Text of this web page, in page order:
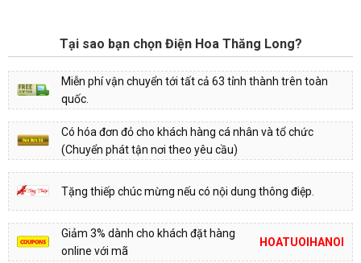
Tại sao bạn chọn Điện Hoa Thăng Long?
Miễn phí vận chuyển tới tất cả 63 tỉnh thành trên toàn
quốc.
Có hóa đơn đỏ cho khách hàng cá nhân và tổ chức
(Chuyển phát tận nơi theo yêu cầu)
Tặng thiếp chúc mừng nếu có nội dung thông điệp.
Giảm 3% dành cho khách đặt hàng
online với mã
HOATUOIHANOI